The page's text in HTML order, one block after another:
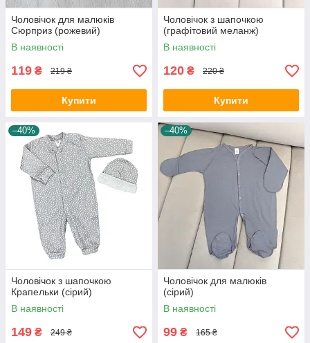
Чоловічок для малюків
Сюрприз (рожевий)
В наявності
119 ₴ 219 ₴
Купити
Чоловічок з шапочкою
(графітовий меланж)
В наявності
120 ₴ 220 ₴
Купити
–40%
Чоловічок з шапочкою
Крапельки (сірий)
В наявності
149 ₴ 249 ₴
–40%
Чоловічок для малюків
(сірий)
В наявності
99 ₴ 165 ₴